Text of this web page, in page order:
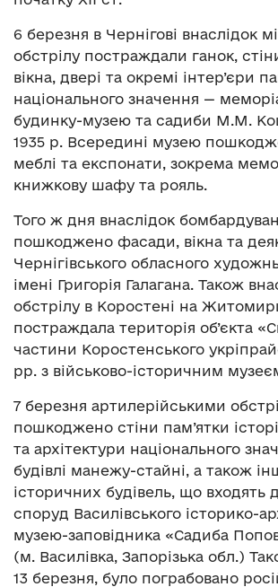
6 березня в Чернігові внаслідок
обстрілу постраждали ганок,
вікна, двері та окремі інтер’єри
національного значення —
будинку-музею та садиби М.М.
1935 р. Всередині музею
меблі та експонати, зокрема
книжкову шафу та рояль.
Того ж дня внаслідок
пошкоджено фасади, вікна та
Чернігівського обласного
імені Григорія Галагана. Також
обстрілу в Коростені на
постраждала територія об’єкта
частини Коростенського
рр. з військово-історичним
7 березня артилерійськими
пошкоджено стіни пам’ятки
та архітектури національного
будівлі манежу-стайні, а також
історичних будівель, що входять
споруд Василівського історико-
музею-заповідника «Садиба
(м. Василівка, Запорізька обл.)
13 березня, було пограбовано